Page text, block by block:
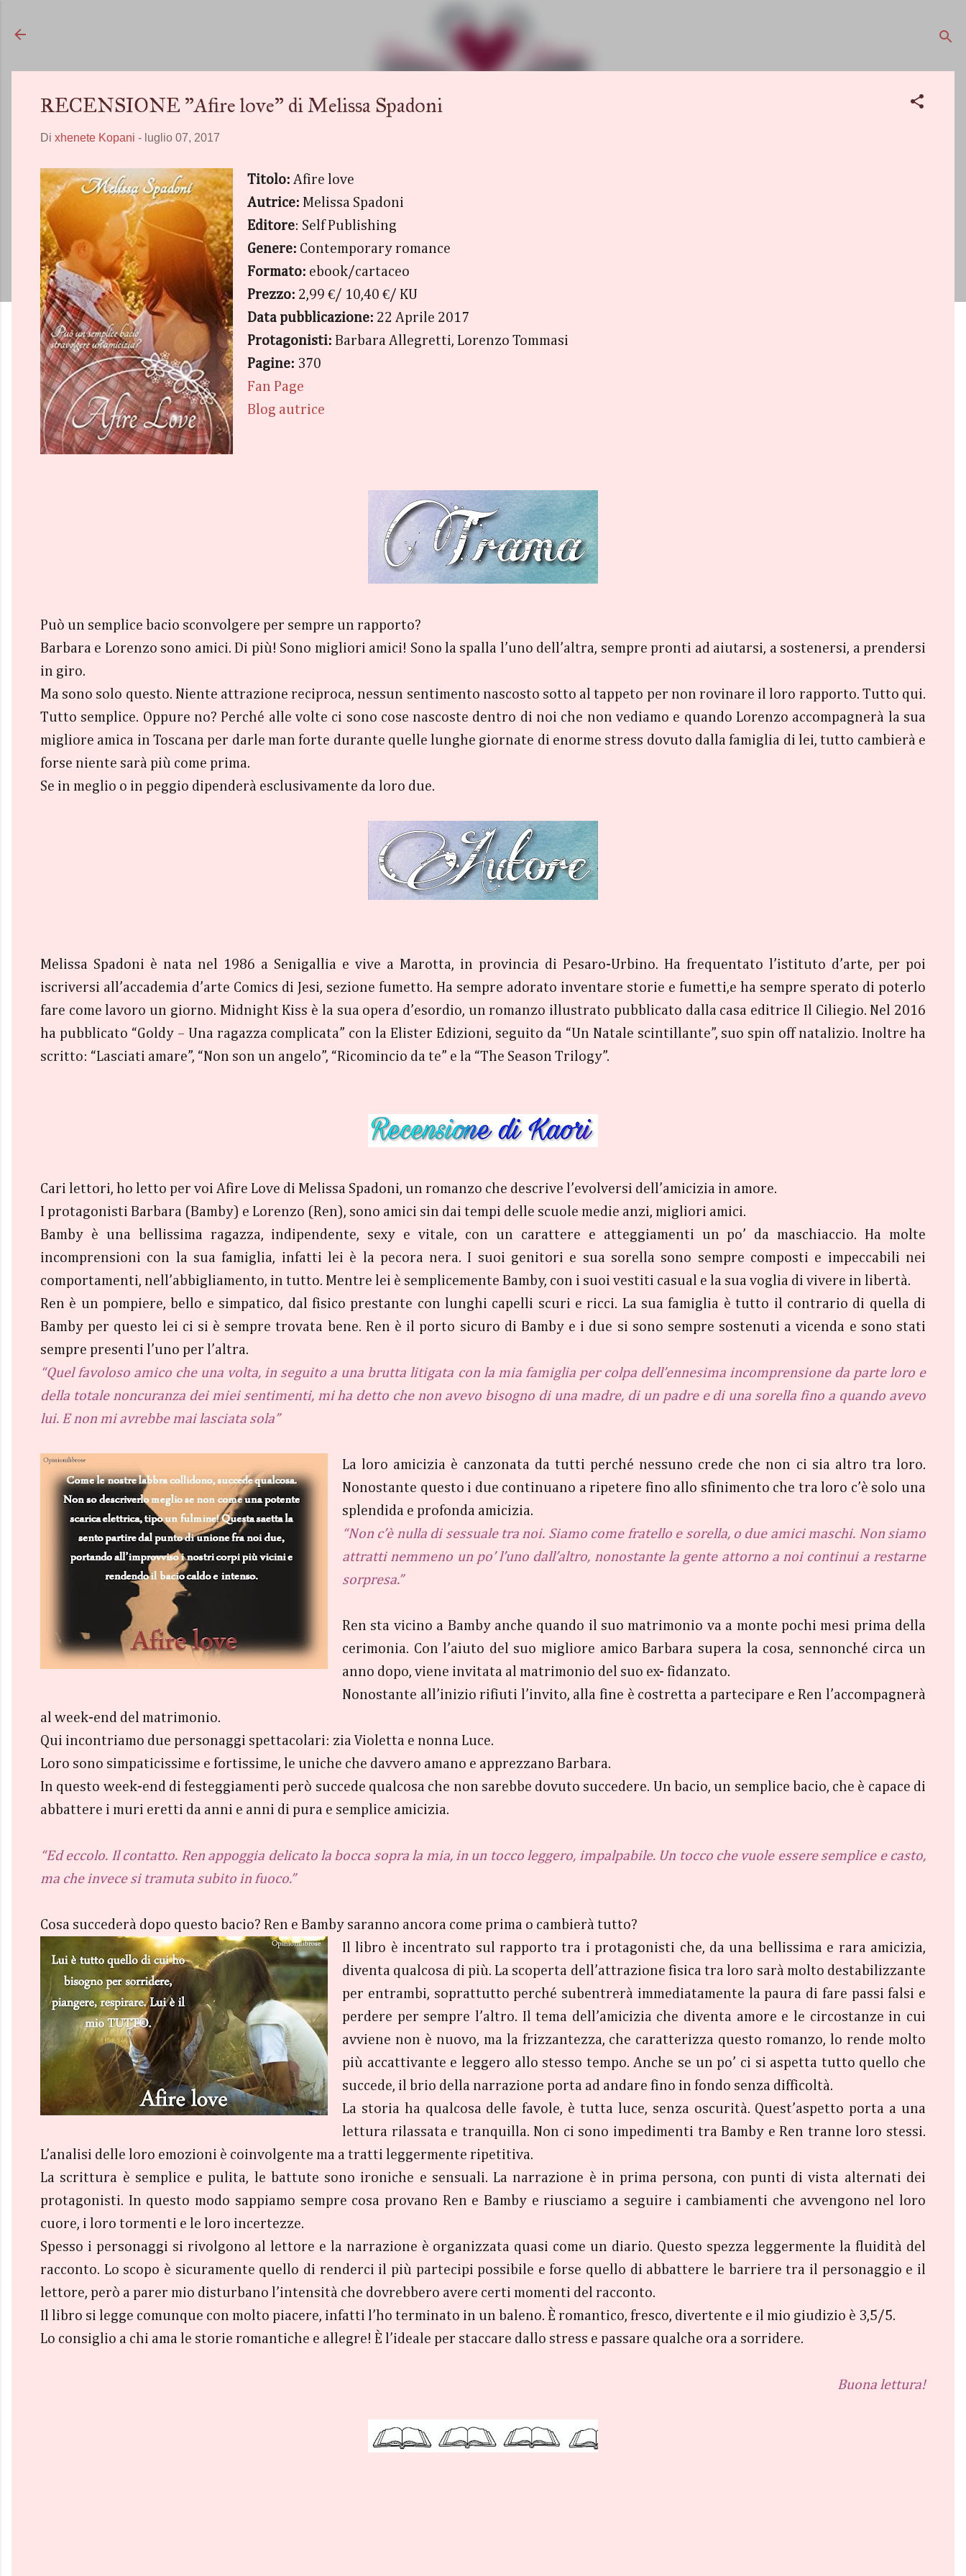
RECENSIONE "Afire love" di Melissa Spadoni
Di xhenete Kopani - luglio 07, 2017
Titolo: Afire love
Autrice: Melissa Spadoni
Editore: Self Publishing
Genere: Contemporary romance
Formato: ebook/cartaceo
Prezzo: 2,99 €/ 10,40 €/ KU
Data pubblicazione: 22 Aprile 2017
Protagonisti: Barbara Allegretti, Lorenzo Tommasi
Pagine: 370
Fan Page
Blog autrice
Può un semplice bacio sconvolgere per sempre un rapporto?
Barbara e Lorenzo sono amici. Di più! Sono migliori amici! Sono la spalla l’uno dell’altra, sempre pronti ad aiutarsi, a sostenersi, a prendersi
in giro.
Ma sono solo questo. Niente attrazione reciproca, nessun sentimento nascosto sotto al tappeto per non rovinare il loro rapporto. Tutto qui.
Tutto semplice. Oppure no? Perché alle volte ci sono cose nascoste dentro di noi che non vediamo e quando Lorenzo accompagnerà la sua
migliore amica in Toscana per darle man forte durante quelle lunghe giornate di enorme stress dovuto dalla famiglia di lei, tutto cambierà e
forse niente sarà più come prima.
Se in meglio o in peggio dipenderà esclusivamente da loro due.
Melissa Spadoni è nata nel 1986 a Senigallia e vive a Marotta, in provincia di Pesaro-Urbino. Ha frequentato l’istituto d’arte, per poi
iscriversi all’accademia d’arte Comics di Jesi, sezione fumetto. Ha sempre adorato inventare storie e fumetti,e ha sempre sperato di poterlo
fare come lavoro un giorno. Midnight Kiss è la sua opera d’esordio, un romanzo illustrato pubblicato dalla casa editrice Il Ciliegio. Nel 2016
ha pubblicato “Goldy – Una ragazza complicata” con la Elister Edizioni, seguito da “Un Natale scintillante”, suo spin off natalizio. Inoltre ha
scritto: “Lasciati amare”, “Non son un angelo”, “Ricomincio da te” e la “The Season Trilogy”.
Cari lettori, ho letto per voi Afire Love di Melissa Spadoni, un romanzo che descrive l’evolversi dell’amicizia in amore.
I protagonisti Barbara (Bamby) e Lorenzo (Ren), sono amici sin dai tempi delle scuole medie anzi, migliori amici.
Bamby è una bellissima ragazza, indipendente, sexy e vitale, con un carattere e atteggiamenti un po’ da maschiaccio. Ha molte
incomprensioni con la sua famiglia, infatti lei è la pecora nera. I suoi genitori e sua sorella sono sempre composti e impeccabili nei
comportamenti, nell’abbigliamento, in tutto. Mentre lei è semplicemente Bamby, con i suoi vestiti casual e la sua voglia di vivere in libertà.
Ren è un pompiere, bello e simpatico, dal fisico prestante con lunghi capelli scuri e ricci. La sua famiglia è tutto il contrario di quella di
Bamby per questo lei ci si è sempre trovata bene. Ren è il porto sicuro di Bamby e i due si sono sempre sostenuti a vicenda e sono stati
sempre presenti l’uno per l’altra.
“Quel favoloso amico che una volta, in seguito a una brutta litigata con la mia famiglia per colpa dell’ennesima incomprensione da parte loro e
della totale noncuranza dei miei sentimenti, mi ha detto che non avevo bisogno di una madre, di un padre e di una sorella fino a quando avevo
lui. E non mi avrebbe mai lasciata sola”
La loro amicizia è canzonata da tutti perché nessuno crede che non ci sia altro tra loro.
Nonostante questo i due continuano a ripetere fino allo sfinimento che tra loro c’è solo una
splendida e profonda amicizia.
“Non c’è nulla di sessuale tra noi. Siamo come fratello e sorella, o due amici maschi. Non siamo
attratti nemmeno un po’ l’uno dall’altro, nonostante la gente attorno a noi continui a restarne
sorpresa.”
Ren sta vicino a Bamby anche quando il suo matrimonio va a monte pochi mesi prima della
cerimonia. Con l’aiuto del suo migliore amico Barbara supera la cosa, sennonché circa un
anno dopo, viene invitata al matrimonio del suo ex- fidanzato.
Nonostante all’inizio rifiuti l’invito, alla fine è costretta a partecipare e Ren l’accompagnerà
al week-end del matrimonio.
Qui incontriamo due personaggi spettacolari: zia Violetta e nonna Luce.
Loro sono simpaticissime e fortissime, le uniche che davvero amano e apprezzano Barbara.
In questo week-end di festeggiamenti però succede qualcosa che non sarebbe dovuto succedere. Un bacio, un semplice bacio, che è capace di
abbattere i muri eretti da anni e anni di pura e semplice amicizia.
“Ed eccolo. Il contatto. Ren appoggia delicato la bocca sopra la mia, in un tocco leggero, impalpabile. Un tocco che vuole essere semplice e casto,
ma che invece si tramuta subito in fuoco.”
Cosa succederà dopo questo bacio? Ren e Bamby saranno ancora come prima o cambierà tutto?
Il libro è incentrato sul rapporto tra i protagonisti che, da una bellissima e rara amicizia,
diventa qualcosa di più. La scoperta dell’attrazione fisica tra loro sarà molto destabilizzante
per entrambi, soprattutto perché subentrerà immediatamente la paura di fare passi falsi e
perdere per sempre l’altro. Il tema dell’amicizia che diventa amore e le circostanze in cui
avviene non è nuovo, ma la frizzantezza, che caratterizza questo romanzo, lo rende molto
più accattivante e leggero allo stesso tempo. Anche se un po’ ci si aspetta tutto quello che
succede, il brio della narrazione porta ad andare fino in fondo senza difficoltà.
La storia ha qualcosa delle favole, è tutta luce, senza oscurità. Quest’aspetto porta a una
lettura rilassata e tranquilla. Non ci sono impedimenti tra Bamby e Ren tranne loro stessi.
L’analisi delle loro emozioni è coinvolgente ma a tratti leggermente ripetitiva.
La scrittura è semplice e pulita, le battute sono ironiche e sensuali. La narrazione è in prima persona, con punti di vista alternati dei
protagonisti. In questo modo sappiamo sempre cosa provano Ren e Bamby e riusciamo a seguire i cambiamenti che avvengono nel loro
cuore, i loro tormenti e le loro incertezze.
Spesso i personaggi si rivolgono al lettore e la narrazione è organizzata quasi come un diario. Questo spezza leggermente la fluidità del
racconto. Lo scopo è sicuramente quello di renderci il più partecipi possibile e forse quello di abbattere le barriere tra il personaggio e il
lettore, però a parer mio disturbano l’intensità che dovrebbero avere certi momenti del racconto.
Il libro si legge comunque con molto piacere, infatti l’ho terminato in un baleno. È romantico, fresco, divertente e il mio giudizio è 3,5/5.
Lo consiglio a chi ama le storie romantiche e allegre! È l’ideale per staccare dallo stress e passare qualche ora a sorridere.
Buona lettura!